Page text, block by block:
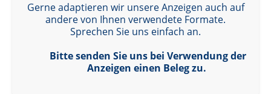
Gerne adaptieren wir unsere Anzeigen auch auf
andere von Ihnen verwendete Formate.
Sprechen Sie uns einfach an.
Bitte senden Sie uns bei Verwendung der
Anzeigen einen Beleg zu.